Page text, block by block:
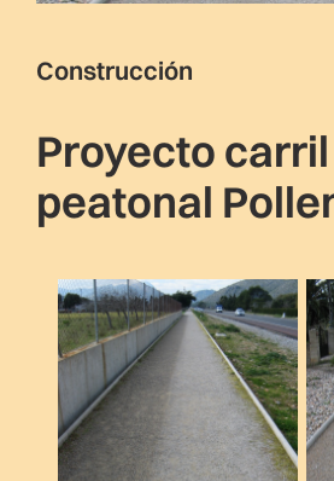
Construcción
Proyecto
peatonal